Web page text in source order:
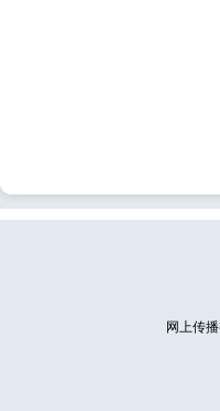
网上传